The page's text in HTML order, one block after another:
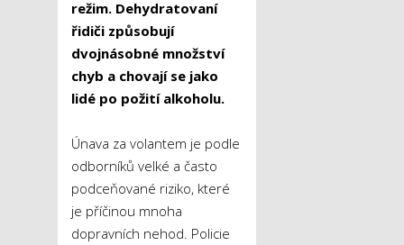
režim. Dehydratovaní
řidiči způsobují
dvojnásobné množství
chyb a chovají se jako
lidé po požití alkoholu.
Únava za volantem je podle
odborníků velké a často
podceňované riziko, které
je příčinou mnoha
dopravních nehod. Policie